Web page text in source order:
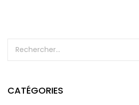
CATÉGORIES